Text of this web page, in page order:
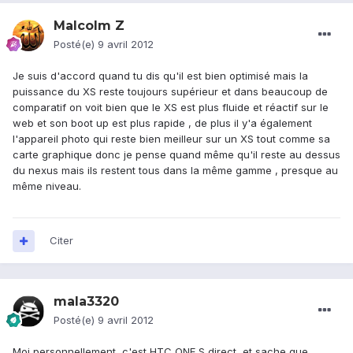
Malcolm Z
Posté(e) 9 avril 2012
Je suis d'accord quand tu dis qu'il est bien optimisé mais la
puissance du XS reste toujours supérieur et dans beaucoup de
comparatif on voit bien que le XS est plus fluide et réactif sur le
web et son boot up est plus rapide , de plus il y'a également
l'appareil photo qui reste bien meilleur sur un XS tout comme sa
carte graphique donc je pense quand même qu'il reste au dessus
du nexus mais ils restent tous dans la même gamme , presque au
même niveau.
Citer
mala3320
Posté(e) 9 avril 2012